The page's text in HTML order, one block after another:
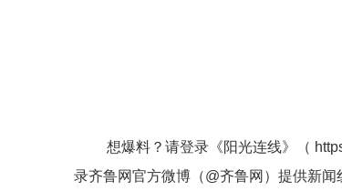
想爆料？请登录《阳光连线》（
录齐鲁网官方微博（@齐鲁网 ）提供新闻